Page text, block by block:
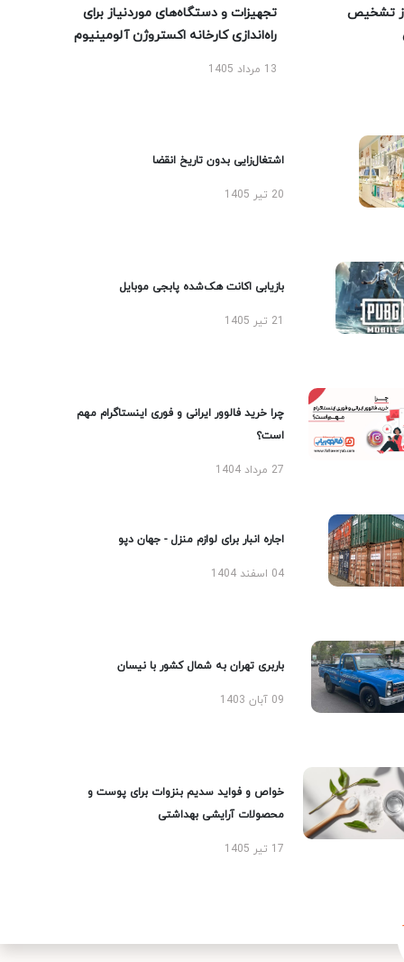
تشخیص
تجهیزات و دستگاه‌های موردنیاز برای
راه‌اندازی کارخانه اکستروژن آلومینیوم
13 مرداد 1405
اشتغال‌زایی بدون تاریخ انقضا
20 تیر 1405
بازیابی اکانت هک‌شده پابجی موبایل
چرا خرید فالوور ایرانی و فوری اینستاگرام مهم
است؟
27 مرداد 1404
اجاره انبار برای لوازم منزل - جهان دپو
04 اسفند 1404
باربری تهران به شمال کشور با نیسان
09 آبان 1403
خواص و فواید سدیم بنزوات برای پوست و
محصولات آرایشی بهداشتی
17 تیر 1405